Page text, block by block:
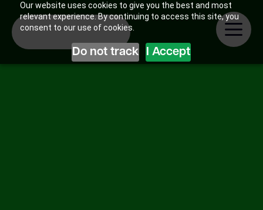
Our website uses cookies to give you the best and most
relevant experience. By continuing to access this site, you
consent to our use of cookies.
Do not track I Accept